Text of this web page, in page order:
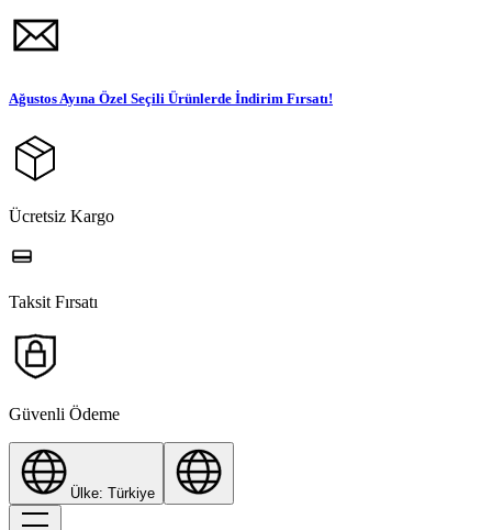
Ağustos Ayına Özel Seçili Ürünlerde İndirim Fırsatı!
Ücretsiz Kargo
Taksit Fırsatı
Güvenli Ödeme
Ülke: Türkiye